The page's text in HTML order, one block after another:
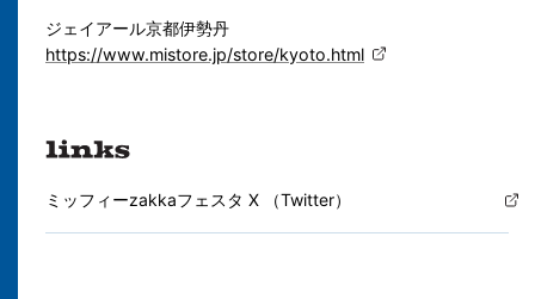
ジェイアール京都伊勢丹
https://www.mistore.jp/store/kyoto.html
ミッフィーzakkaフェスタ X （Twitter）